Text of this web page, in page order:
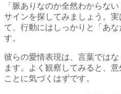
「脈ありなのか全然わからな
サインを探してみましょう。
て、行動にはしっかりと「あ
す。
彼らの愛情表現は、言葉では
ます。よく観察してみると、
ことに気づくはずです。